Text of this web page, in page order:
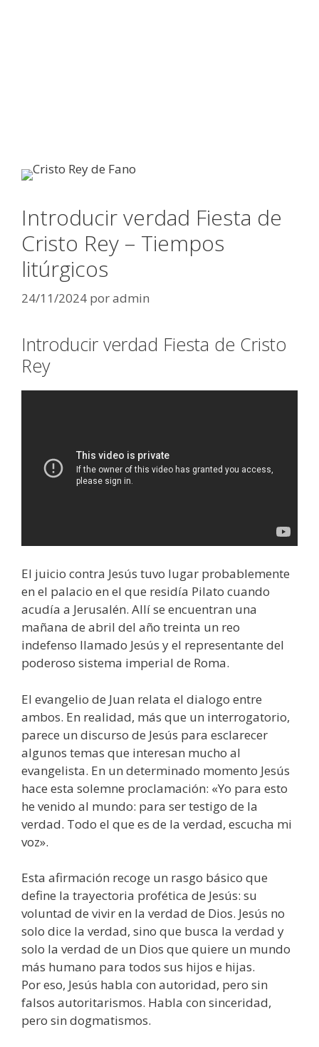
Introducir verdad Fiesta de
Cristo Rey – Tiempos
litúrgicos
24/11/2024 poradmin
Introducir verdad Fiesta de Cristo
Rey
El juicio contra Jesús tuvo lugar probablemente
en el palacio en el que residía Pilato cuando
acudía a Jerusalén. Allí se encuentran una
mañana de abril del año treinta un reo
indefenso llamado Jesús y el representante del
poderoso sistema imperial de Roma.
El evangelio de Juan relata el dialogo entre
ambos. En realidad, más que un interrogatorio,
parece un discurso de Jesús para esclarecer
algunos temas que interesan mucho al
evangelista. En un determinado momento Jesús
hace esta solemne proclamación: «Yo para esto
he venido al mundo: para ser testigo de la
verdad. Todo el que es de la verdad, escucha mi
voz».
Esta afirmación recoge un rasgo básico que
define la trayectoria profética de Jesús: su
voluntad de vivir en la verdad de Dios. Jesús no
solo dice la verdad, sino que busca la verdad y
solo la verdad de un Dios que quiere un mundo
más humano para todos sus hijos e hijas.
Por eso, Jesús habla con autoridad, pero sin
falsos autoritarismos. Habla con sinceridad,
pero sin dogmatismos.